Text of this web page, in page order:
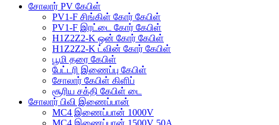
சோலார் PV கேபிள்
PV1-F சிங்கிள் கோர் கேபிள்
PV1-F இரட்டை கோர் கேபிள்
H1Z2Z2-K ஒன் கோர் கேபிள்
H1Z2Z2-K ட்வின் கோர் கேபிள்
பூமி தரை கேபிள்
பேட்டரி இணைப்பு கேபிள்
சோலார் கேபிள் கிளிப்
சூரிய சக்தி கேபிள் டை
சோலார் பிவி இணைப்பான்
MC4 இணைப்பான் 1000V
MC4 இணைப்பான் 1500V 50A